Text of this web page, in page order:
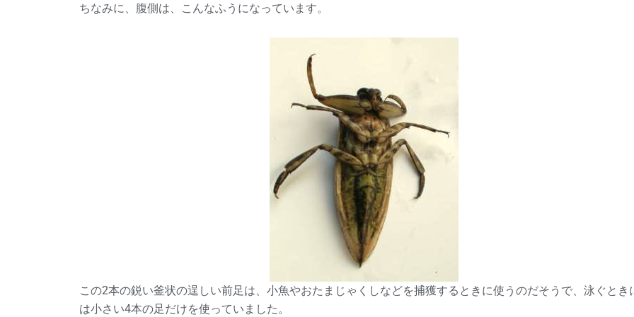
ちなみに、腹側は、こんなふうになっています。
この2本の鋭い釜状の逞しい前足は、小魚やおたまじゃくしなどを捕獲するときに使うのだそうで、泳ぐとき
は小さい4本の足だけを使っていました。